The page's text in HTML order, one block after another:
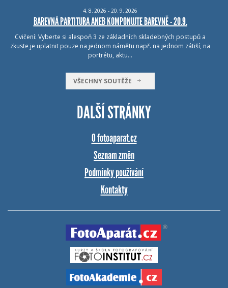
4. 8. 2026 - 20. 9. 2026
BAREVNÁ PARTITURA ANEB KOMPONUJTE BAREVNĚ - 20.9.
Cvičení: Vyberte si alespoň 3 ze základních skladebných postupů a
zkuste je uplatnit pouze na jednom námětu např. na jednom zátiší, na
portrétu, aktu…
VŠECHNY SOUTĚŽE
DALŠÍ STRÁNKY
O fotoaparat.cz
Seznam změn
Podmínky používání
Kontakty